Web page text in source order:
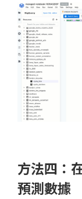
方法四：
預測數據